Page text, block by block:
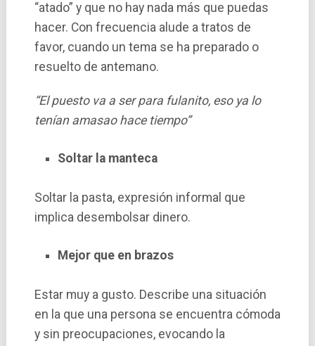
“atado” y que no hay nada más que puedas
hacer. Con frecuencia alude a tratos de
favor, cuando un tema se ha preparado o
resuelto de antemano.
“El puesto va a ser para fulanito, eso ya lo
tenían amasao hace tiempo”
Soltar la manteca
Soltar la pasta, expresión informal que
implica desembolsar dinero.
Mejor que en brazos
Estar muy a gusto. Describe una situación
en la que una persona se encuentra cómoda
y sin preocupaciones, evocando la